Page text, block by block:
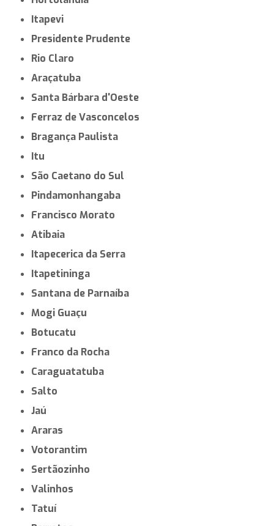
Itapevi
Presidente Prudente
Rio Claro
Araçatuba
Santa Bárbara d'Oeste
Ferraz de Vasconcelos
Bragança Paulista
Itu
São Caetano do Sul
Pindamonhangaba
Francisco Morato
Atibaia
Itapecerica da Serra
Itapetininga
Santana de Parnaíba
Mogi Guaçu
Botucatu
Franco da Rocha
Caraguatatuba
Salto
Jaú
Araras
Votorantim
Sertãozinho
Valinhos
Tatuí